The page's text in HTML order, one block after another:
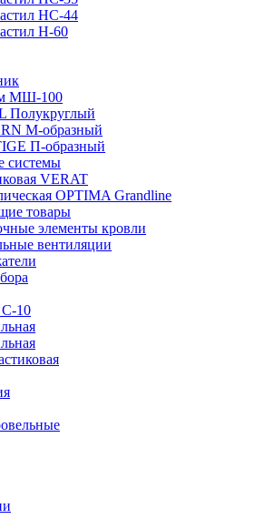
НС-44
Н-60
МШ-100
Полукруглый
М-образный
П-образный
системы
VERAT
OPTIMA Grandline
товары
элементы кровли
вентиляции
10